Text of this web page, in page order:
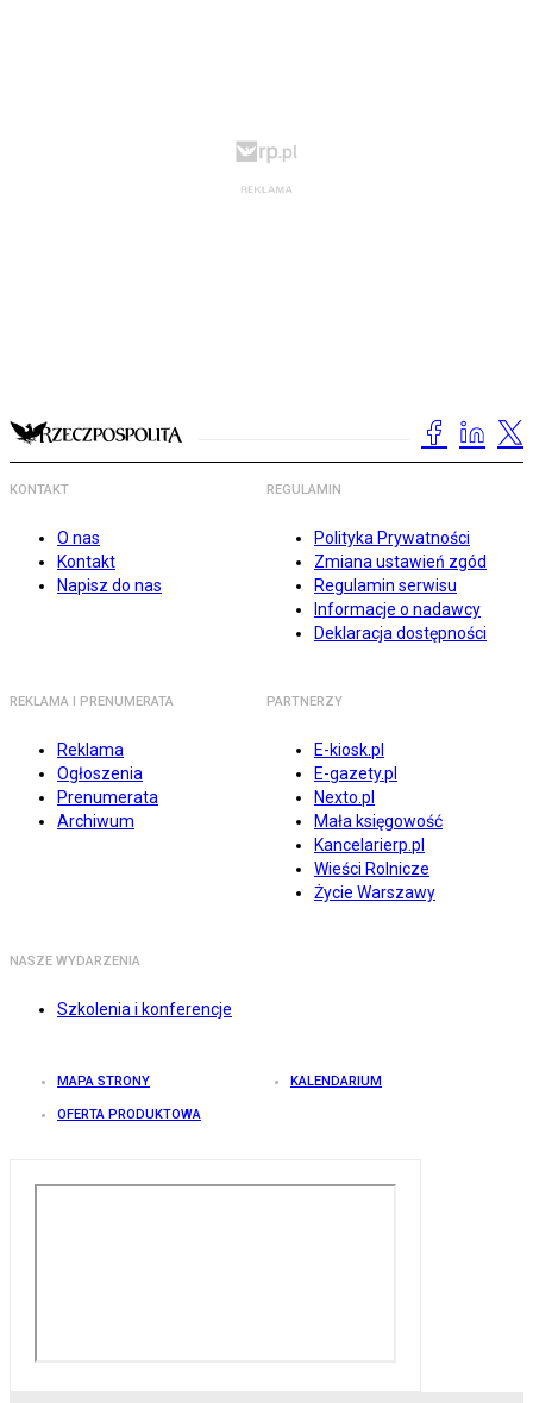
KONTAKT
O nas
Kontakt
Napisz do nas
REGULAMIN
Polityka Prywatności
Zmiana ustawień zgód
Regulamin serwisu
Informacje o nadawcy
Deklaracja dostępności
REKLAMA I PRENUMERATA
Reklama
Ogłoszenia
Prenumerata
Archiwum
PARTNERZY
E-kiosk.pl
E-gazety.pl
Nexto.pl
Mała księgowość
Kancelarierp.pl
Wieści Rolnicze
Życie Warszawy
NASZE WYDARZENIA
Szkolenia i konferencje
MAPA STRONY KALENDARIUM
OFERTA PRODUKTOWA